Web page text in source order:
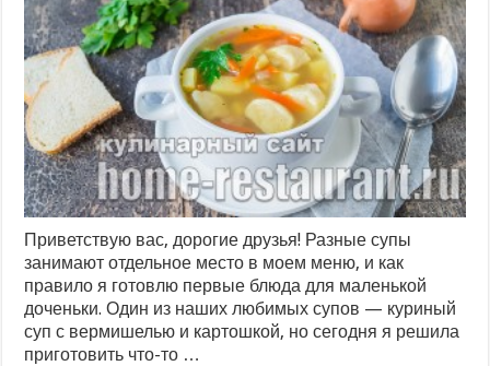
Приветствую вас, дорогие друзья! Разные супы
занимают отдельное место в моем меню, и как
правило я готовлю первые блюда для маленькой
доченьки. Один из наших любимых супов — куриный
суп с вермишелью и картошкой, но сегодня я решила
приготовить что-то …